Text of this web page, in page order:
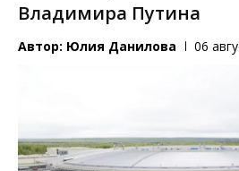
Владимира Путина
Автор: Юлия Данилова 06